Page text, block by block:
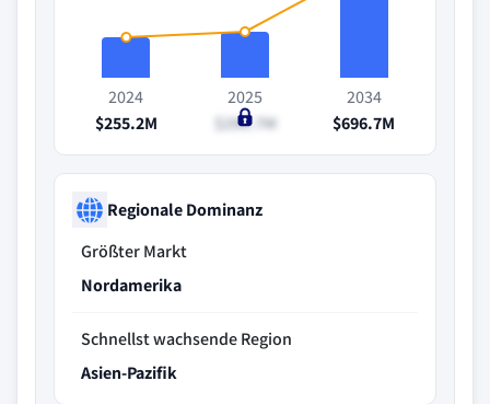
2024
$255.2M
2025
$290.7M
2034
$696.7M
Regionale Dominanz
Größter Markt
Nordamerika
Schnellst wachsende Region
Asien-Pazifik